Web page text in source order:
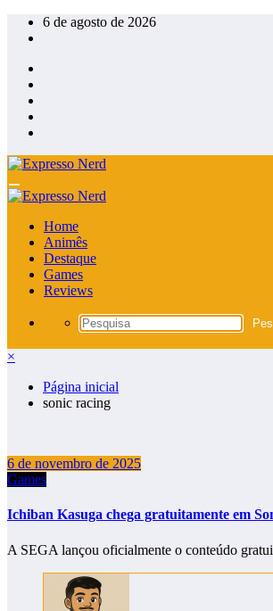
Pular
para
conteúdo
6 de agosto de 2026
Home
Animês
Destaque
Games
Reviews
×
Página inicial
sonic racing
6 de novembro de 2025
Games
Ichiban Kasuga chega gratuitamente em
A SEGA lançou oficialmente o conteúdo